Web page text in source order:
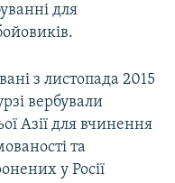
для
з листопада 2015
вербували
Азії для вчинення
та
у Росії